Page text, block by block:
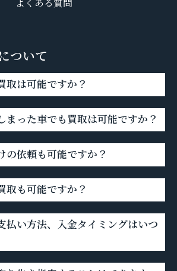
ついて
取は可能ですか？
まった車でも買取は可能ですか？
の依頼も可能ですか？
取も可能ですか？
払い方法、入金タイミングはいつ